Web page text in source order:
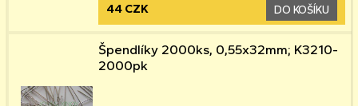
44 CZK DO KOŠÍKU
Špendlíky 2000ks, 0,55x32mm; K3210-
2000pk